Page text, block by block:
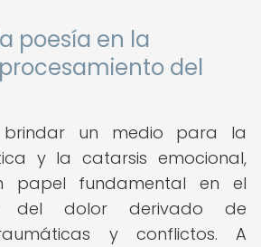
poesía en la
del
un medio para la
y la catarsis emocional,
papel fundamental en el
del dolor derivado de
y conflictos. A